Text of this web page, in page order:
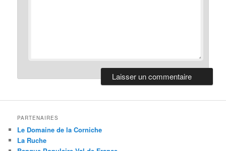
PARTENAIRES
Le Domaine de la Corniche
La Ruche